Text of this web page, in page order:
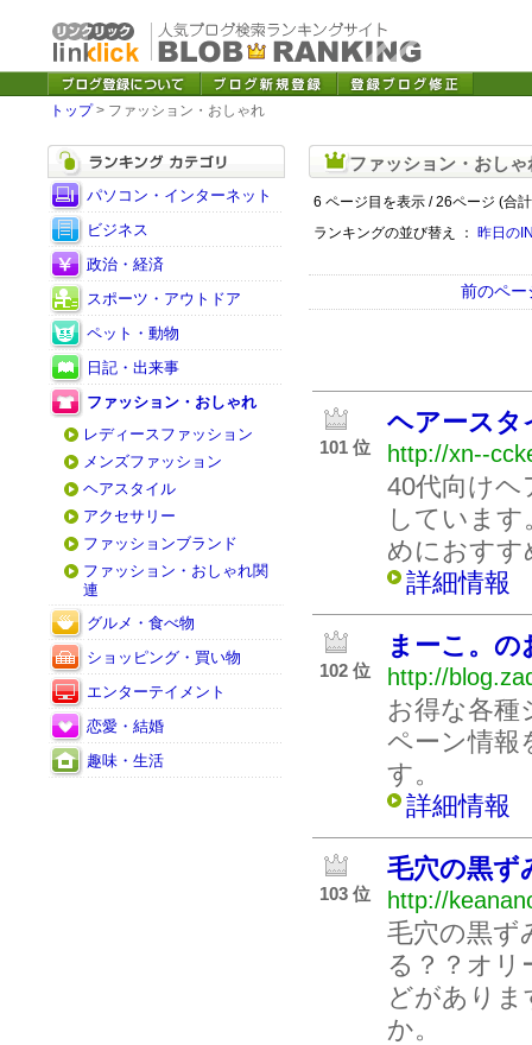
トップ> ファッション・おしゃれ
パソコン・インターネット
ビジネス
政治・経済
スポーツ・アウトドア
ペット・動物
日記・出来事
ファッション・おしゃれ
レディースファッション
メンズファッション
ヘアスタイル
アクセサリー
ファッションブランド
ファッション・おしゃれ関
連
グルメ・食べ物
ショッピング・買い物
エンターテイメント
恋愛・結婚
趣味・生活
ファッション・おしゃ
6 ページ目を表示 / 26ページ (合
ランキングの並び替え ： 昨日の
前のペー
101 位
ヘアースタ
http://xn--
40代向け
していま
めにおすす
詳細情報
102 位
まーこ。の
http://
お得な各種
ペーン情報
す。
詳細情報
103 位
毛穴の黒ず
http://
毛穴の黒ず
る？？オ
どがあり
か。